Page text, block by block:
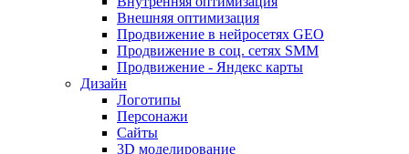
Внешняя оптимизация
Продвижение в нейросетях GEO
Продвижение в соц. сетях SMM
Продвижение - Яндекс карты
Дизайн
Логотипы
Персонажи
Сайты
3D моделирование